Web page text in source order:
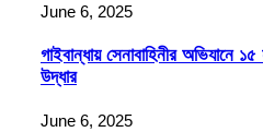
June 6, 2025
গাইবান্ধায় সেনাবাহিনীর অভিযানে
উদ্ধার
June 6, 2025